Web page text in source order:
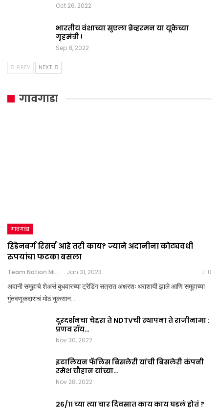
Oct 26, 2022
भारतीय वंशाच्या सुएला ब्रेव्हरमन या यूकेच्या
गृहमंत्री !
Sep 8, 2022
PREV NEXT
गावगाडा
गावगाडा
हिंडेनबर्ग रिसर्च आहे तरी काय? ज्याने अदानीना कोट्यवधी
रुपयांचा फटका बसला
Team Nation Mic Jan 31, 2023 0
अदानी समूहाचे शेअर्स बुधवारच्या ट्रेडिंग सत्रात अक्षरशः धराशायी झाले आणि समूहाच्या
गुंतवणूकदारांचं मोठं नुकसान…
दूरदर्शनचा चेहरा ते NDTVची स्थापना ते राजीनामा :
प्रणव रॉय…
Nov 30, 2022
इटालियन फॅलिस बिसलेरी यांची बिसलेरी कंपनी
रमेश चौहान यांच्या…
Nov 28, 2022
२६/११ च्या त्या चार दिवसात काय काय घडलं होतं ?